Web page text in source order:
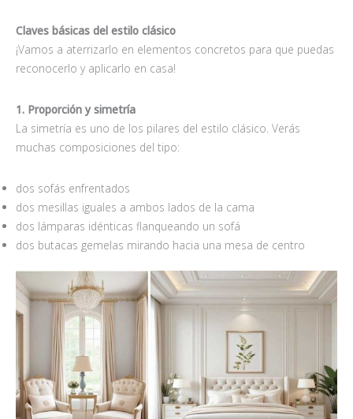
Claves básicas del estilo clásico
¡Vamos a aterrizarlo en elementos concretos para que puedas
reconocerlo y aplicarlo en casa!
1. Proporción y simetría
La simetría es uno de los pilares del estilo clásico. Verás
muchas composiciones del tipo:
dos sofás enfrentados
dos mesillas iguales a ambos lados de la cama
dos lámparas idénticas flanqueando un sofá
dos butacas gemelas mirando hacia una mesa de centro